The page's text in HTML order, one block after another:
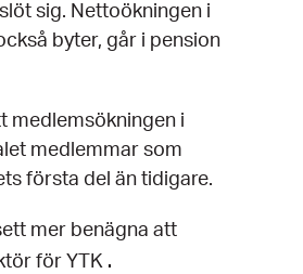
sig. Nettoökningen i
byter, går i pension
medlemsökningen i
medlemmar som
första del än tidigare.
mer benägna att
för YTK .